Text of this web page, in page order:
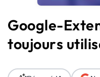
Solutions
Ressources
Audit SEO
Google-
toujours